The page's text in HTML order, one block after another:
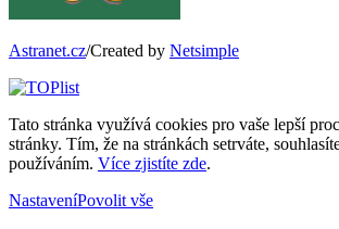
Astranet.cz/Created by Netsimple
Tato stránka využívá cookies pro vaše lepší
stránky. Tím, že na stránkách setrváte,
používáním. Více zjistíte zde.
NastaveníPovolit vše